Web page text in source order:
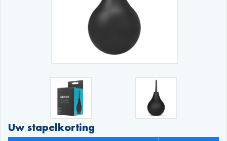
Uw stapelkorting